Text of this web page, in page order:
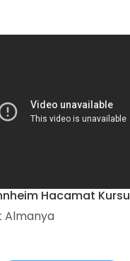
Hacamat Kursu
Almanya